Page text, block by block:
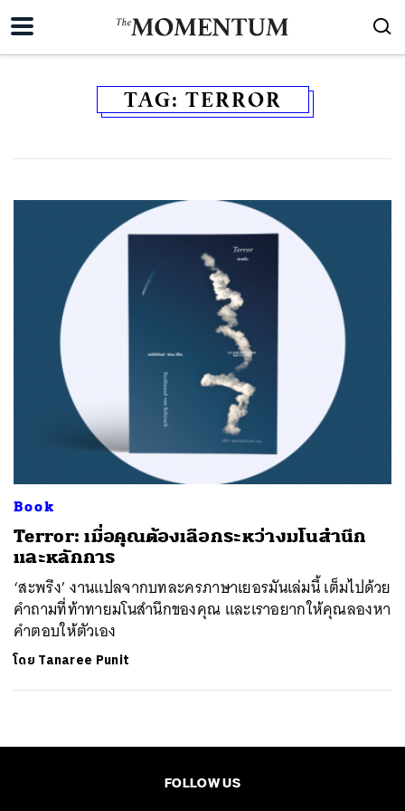
TAG: TERROR
Book
Terror: เมื่อคุณต้องเลือกระหว่างมโนสำนึก
และหลักการ
‘สะพรึง’ งานแปลจากบทละครภาษาเยอรมันเล่มนี้ เต็มไปด้วย
คำถามที่ท้าทายมโนสำนึกของคุณ และเราอยากให้คุณลองหา
คำตอบให้ตัวเอง
โดย Tanaree Punit
FOLLOW US
SHARE EMAIL